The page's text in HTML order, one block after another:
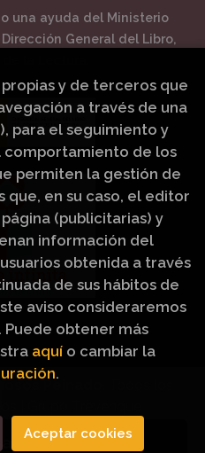
una ayuda del Ministerio
General del Libro,
Peinado
y de terceros que
a través de una
para el seguimiento y
comportamiento de los
permiten la gestión de
que, en su caso, el editor
(publicitarias) y
información del
obtenida a través
de sus hábitos de
aviso consideraremos
Puede obtener más
aquí o cambiar la
.
Aceptar cookies